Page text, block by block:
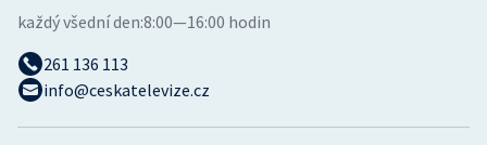
každý všední den:8:00—16:00 hodin
261 136 113
info@ceskatelevize.cz